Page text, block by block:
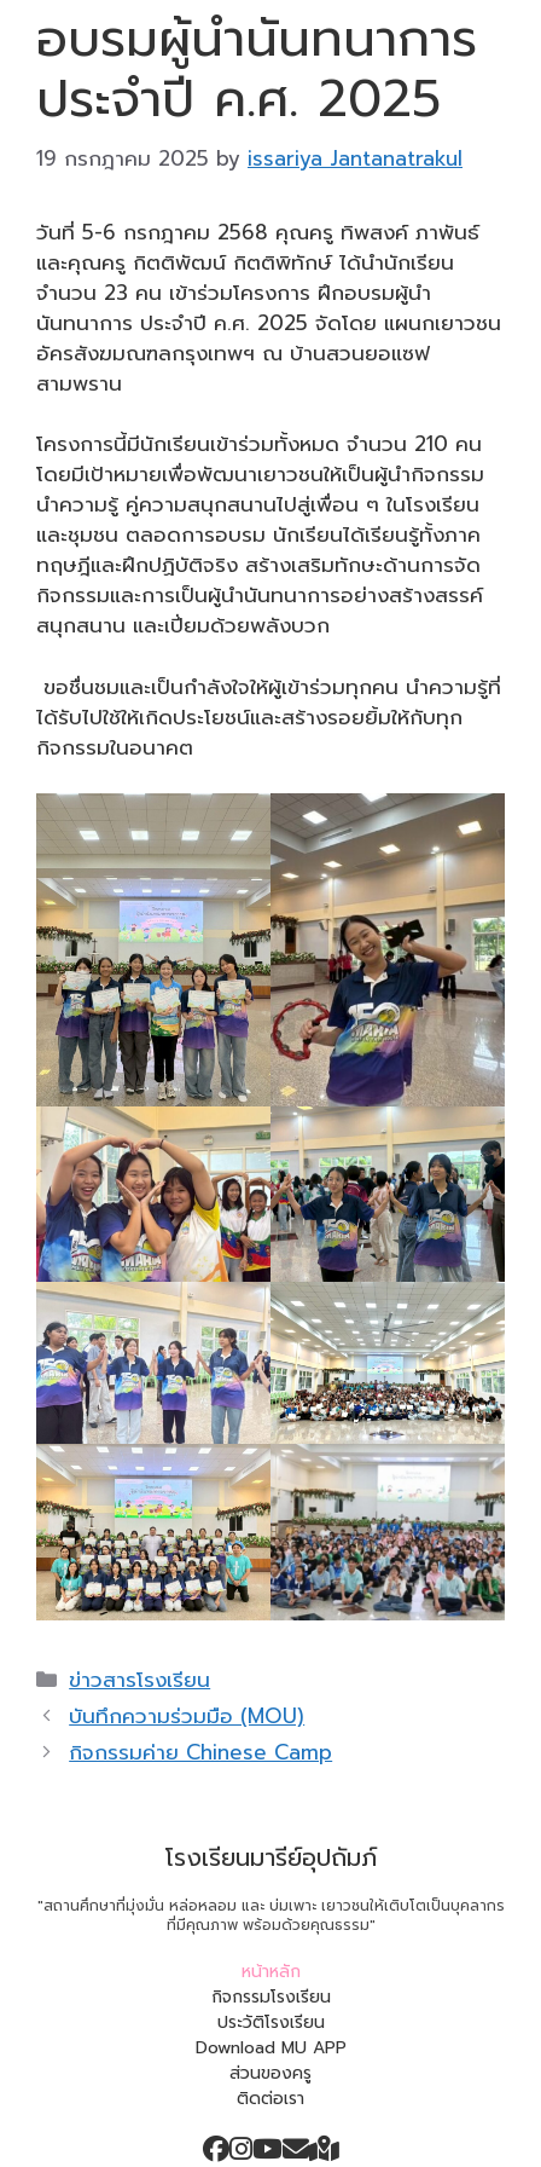
อบรมผู้นำนันทนาการ
ประจำปี ค.ศ. 2025
19 กรกฎาคม 2025 by issariya Jantanatrakul
วันที่ 5-6 กรกฎาคม 2568 คุณครู ทิพสงค์ ภาพันธ์
และคุณครู กิตติพัฒน์ กิตติพิทักษ์ ได้นำนักเรียน
จำนวน 23 คน เข้าร่วมโครงการ ฝึกอบรมผู้นำ
นันทนาการ ประจำปี ค.ศ. 2025 จัดโดย แผนกเยาวชน
อัครสังฆมณฑลกรุงเทพฯ ณ บ้านสวนยอแซฟ
สามพราน
โครงการนี้มีนักเรียนเข้าร่วมทั้งหมด จำนวน 210 คน
โดยมีเป้าหมายเพื่อพัฒนาเยาวชนให้เป็นผู้นำกิจกรรม
นำความรู้ คู่ความสนุกสนานไปสู่เพื่อน ๆ ในโรงเรียน
และชุมชน ตลอดการอบรม นักเรียนได้เรียนรู้ทั้งภาค
ทฤษฎีและฝึกปฏิบัติจริง สร้างเสริมทักษะด้านการจัด
กิจกรรมและการเป็นผู้นำนันทนาการอย่างสร้างสรรค์
สนุกสนาน และเปี่ยมด้วยพลังบวก
ขอชื่นชมและเป็นกำลังใจให้ผู้เข้าร่วมทุกคน นำความรู้ที่
ได้รับไปใช้ให้เกิดประโยชน์และสร้างรอยยิ้มให้กับทุก
กิจกรรมในอนาคต
Categories
ข่าวสารโรงเรียน
บันทึกความร่วมมือ (MOU)
กิจกรรมค่าย Chinese Camp
โรงเรียนมารีย์อุปถัมภ์
"สถานศึกษาที่มุ่งมั่น หล่อหลอม และ บ่มเพาะ เยาวชนให้เติบโตเป็นบุคลากร
ที่มีคุณภาพ พร้อมด้วยคุณธรรม"
หน้าหลัก
กิจกรรมโรงเรียน
ประวัติโรงเรียน
Download MU APP
ส่วนของครู
ติดต่อเรา